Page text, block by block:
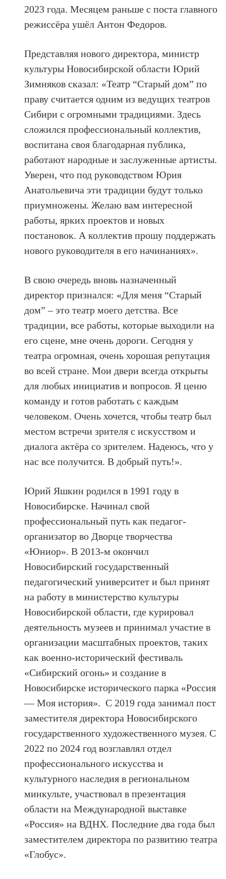
2023 года. Месяцем раньше с поста главного
режиссёра ушёл Антон Федоров.
Представляя нового директора, министр
культуры Новосибирской области Юрий
Зимняков сказал: «Театр “Старый дом” по
праву считается одним из ведущих театров
Сибири с огромными традициями. Здесь
сложился профессиональный коллектив,
воспитана своя благодарная публика,
работают народные и заслуженные артисты.
Уверен, что под руководством Юрия
Анатольевича эти традиции будут только
приумножены. Желаю вам интересной
работы, ярких проектов и новых
постановок. А коллектив прошу поддержать
нового руководителя в его начинаниях».
В свою очередь вновь назначенный
директор признался: «Для меня “Старый
дом” – это театр моего детства. Все
традиции, все работы, которые выходили на
его сцене, мне очень дороги. Сегодня у
театра огромная, очень хорошая репутация
во всей стране. Мои двери всегда открыты
для любых инициатив и вопросов. Я ценю
команду и готов работать с каждым
человеком. Очень хочется, чтобы театр был
местом встречи зрителя с искусством и
диалога актёра со зрителем. Надеюсь, что у
нас все получится. В добрый путь!».
Юрий Яшкин родился в 1991 году в
Новосибирске. Начинал свой
профессиональный путь как педагог-
организатор во Дворце творчества
«Юниор». В 2013-м окончил
Новосибирский государственный
педагогический университет и был принят
на работу в министерство культуры
Новосибирской области, где курировал
деятельность музеев и принимал участие в
организации масштабных проектов, таких
как военно-исторический фестиваль
«Сибирский огонь» и создание в
Новосибирске исторического парка «Россия
— Моя история». С 2019 года занимал пост
заместителя директора Новосибирского
государственного художественного музея. С
2022 по 2024 год возглавлял отдел
профессионального искусства и
культурного наследия в региональном
минкульте, участвовал в презентация
области на Международной выставке
«Россия» на ВДНХ. Последние два года был
заместителем директора по развитию театра
«Глобус».